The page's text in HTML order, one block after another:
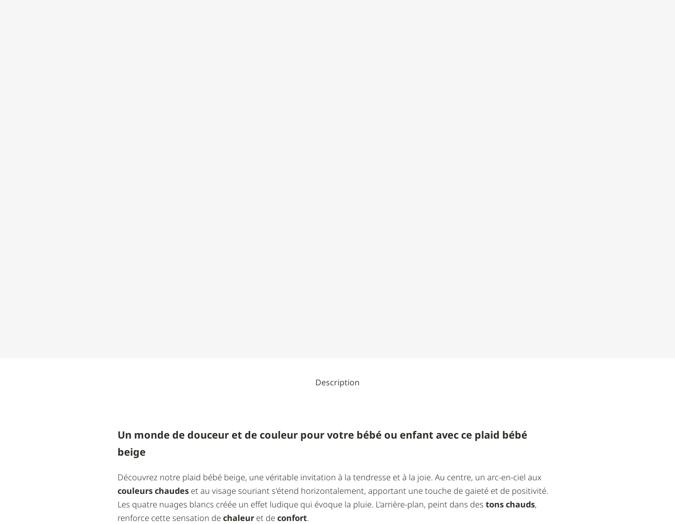
Description
Un monde de douceur et de couleur pour votre bébé ou enfant avec ce plaid bébé
beige
Découvrez notre plaid bébé beige, une véritable invitation à la tendresse et à la joie. Au centre, un arc-en-ciel aux
couleurs chaudeset au visage souriant s'étend horizontalement, apportant une touche de gaieté et de positivité.
Les quatre nuages blancs créée un effet ludique qui évoque la pluie. L'arrière-plan, peint dans des tons chauds,
renforce cette sensation de chaleuret de confort.